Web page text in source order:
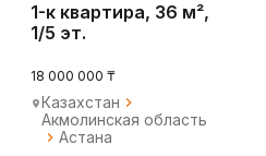
1-к квартира, 36 м²,
1/5 эт.
18 000 000 ₸
Казахстан
Акмолинская область
Астана